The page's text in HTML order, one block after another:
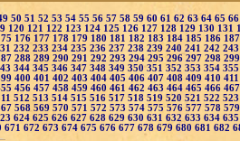
50 51 52 53 54 55 56 57 58 59 6061 62 63 64 65 66
120 121 122 123 124 125 126 127 128 129 130 131
176 177 178 179 180 181 182 183 184 185 186 187
232 233 234 235 236 237 238 239 240 241 242 243
288 289 290 291 292 293 294 295 296 297 298 299
344 345 346 347 348 349 350 351 352 353 354 355
400 401 402 403 404 405 406 407 408 409 410 411
456 457 458 459 460 461 462 463 464 465 466 467
512 513 514 515 516 517 518 519 520 521 522 523
568 569 570 571 572 573 574 575 576 577 578 579
624 625 626 627 628 629 630 631 632 633 634 635
671 672 673 674 675 676 677 678 679 680 681 682